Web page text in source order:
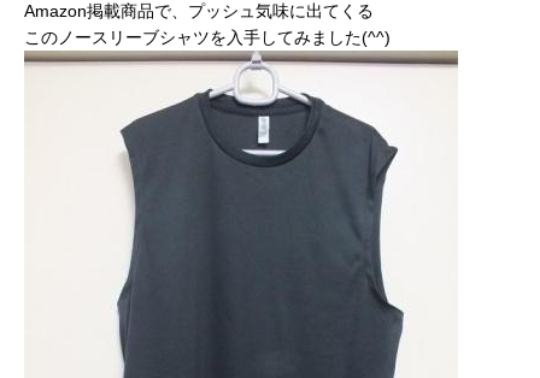
Amazon掲載商品で、プッシュ気味に出てくる
このノースリーブシャツを入手してみました(^^)